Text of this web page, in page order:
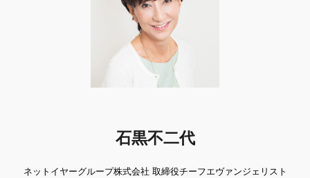
石黒不二代
ネットイヤーグループ株式会社 取締役チーフエヴァンジェリスト